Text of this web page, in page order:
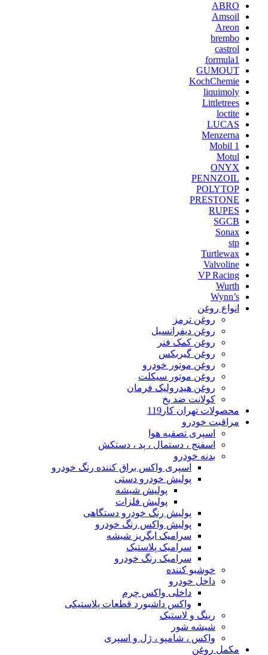
ABRO
Amsoil
Areon
brembo
castrol
formula1
GUMOUT
KochChemie
liquimoly
Littletrees
loctite
LUCAS
Menzerna
Mobil 1
Motul
ONYX
PENNZOIL
POLYTOP
PRESTONE
RUPES
SGCB
Sonax
stp
Turtlewax
Valvoline
VP Racing
Wurth
Wynn’s
انواع روغن
روغن ترمز
روغن دیفرانسیل
روغن کمک فنر
روغن گیربکس
روغن موتور خودرو
روغن موتور سیکلت
روغن هیدرولیک فرمان
کولانت ضد یخ
محصولات تهران کار119
مراقبت خودرو
اسپری تصفیه هوا
اسفنج ، دستمال ، پد ، دستکش
بدنه خودرو
اسپری واکس براق کننده رنگ خودرو
پولیش خودرو دستی
پولیش شیشه
پولیش فلزات
پولیش رنگ خودرو دستگاهی
پولیش واکس رنگ خودرو
سرامیک ابگریز شیشه
سرامیک پلاستیک
سرامیک رنگ خودرو
خوشبو کننده
داخل خودرو
داخلی واکس چرم
واکس داشبورد قطعات پلاستیکی
رینگ و لاستیک
شیشه شور
واکس ، شامپو ، ژل و اسپری
مکمل روغن